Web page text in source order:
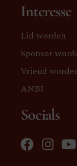
Interesse
Lid worden
Sponsor
Vriend
ANBI
Socials